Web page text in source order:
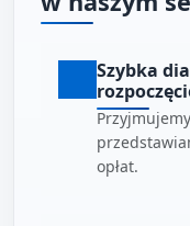
Szybka
opłat.